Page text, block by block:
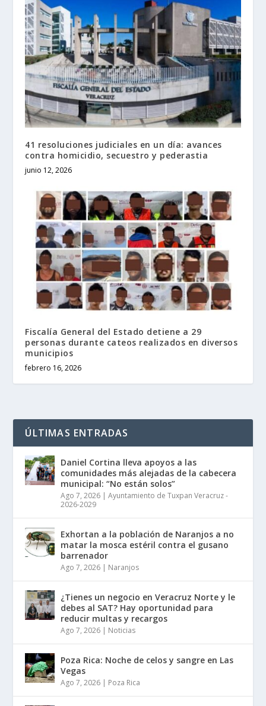
41 resoluciones judiciales en un día: avances
contra homicidio, secuestro y pederastia
junio 12, 2026
Fiscalía General del Estado detiene a 29
personas durante cateos realizados en diversos
municipios
febrero 16, 2026
ÚLTIMAS ENTRADAS
Daniel Cortina lleva apoyos a las
comunidades más alejadas de la cabecera
municipal: “No están solos”
Ago 7, 2026 |Ayuntamiento de Tuxpan Veracruz -
2026-2029
Exhortan a la población de Naranjos a no
matar la mosca estéril contra el gusano
barrenador
Ago 7, 2026 Naranjos
¿Tienes un negocio en Veracruz Norte y le
debes al SAT? Hay oportunidad para
reducir multas y recargos
Ago 7, 2026 Noticias
Poza Rica: Noche de celos y sangre en Las
Vegas
Ago 7, 2026 Poza Rica